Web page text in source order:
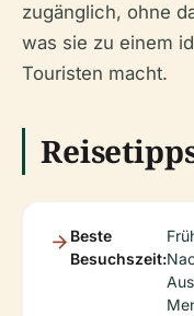
zugänglich, ohne
was sie zu einem
Touristen macht.
Beste
Besuchszeit: